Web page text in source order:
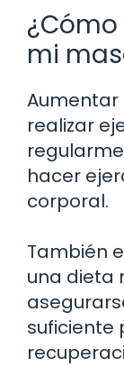
mi
Aumentar
realizar
hacer
corporal.
También
una dieta
suficiente